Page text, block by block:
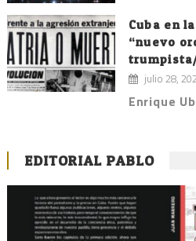
Cuba en
“nuevo
julio 28,
Enrique
EDITORIAL PABLO